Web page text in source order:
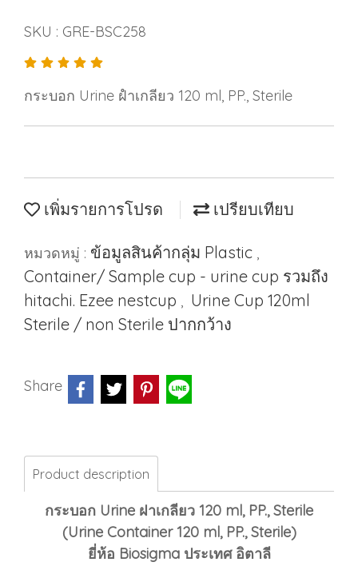
SKU : GRE-BSC258
กระบอก Urine ฝําเกลียว 120 ml, PP., Sterile
เพิ่มรายการโปรด เปรียบเทียบ
หมวดหมู่ : ข้อมูลสินค้ากลุ่ม Plastic ,
Container/ Sample cup - urine cup รวมถึง
hitachi. Ezee nestcup , Urine Cup 120ml
Sterile / non Sterile ปากกว้าง
Share
Product description
กระบอก Urine ฝาเกลียว 120 ml, PP., Sterile
(Urine Container 120 ml, PP., Sterile)
ยี่ห้อ Biosigma ประเทศ อิตาลี